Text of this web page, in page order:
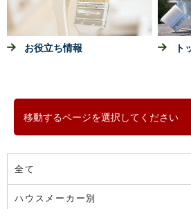
お役立ち情報 ト
移動するページを選択してください
全て
ハウスメーカー別